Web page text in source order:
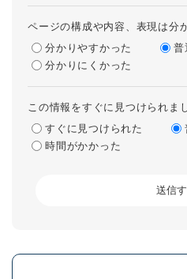
ページの構成や内容、表現は分
分かりやすかった
普
分かりにくかった
この情報をすぐに見つけられま
すぐに見つけられた
時間がかかった